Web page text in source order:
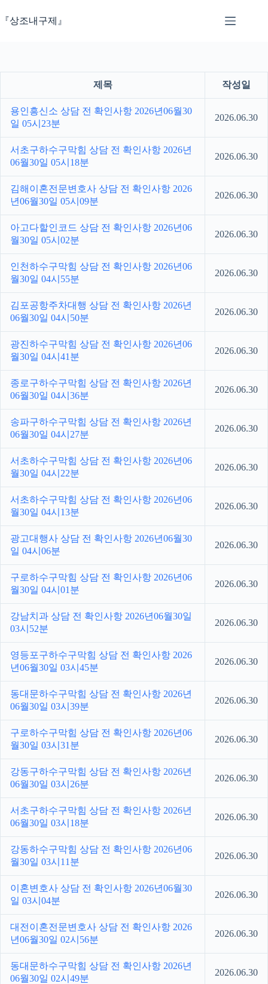
문『상조내구제』
제목 작성일
용인흥신소 상담 전 확인사항 2026년06월30
일 05시23분
2026.06.30
서초구하수구막힘 상담 전 확인사항 2026년
06월30일 05시18분
2026.06.30
김해이혼전문변호사 상담 전 확인사항 2026
년06월30일 05시09분
2026.06.30
아고다할인코드 상담 전 확인사항 2026년06
월30일 05시02분
2026.06.30
인천하수구막힘 상담 전 확인사항 2026년06
월30일 04시55분
2026.06.30
김포공항주차대행 상담 전 확인사항 2026년
06월30일 04시50분
2026.06.30
광진하수구막힘 상담 전 확인사항 2026년06
월30일 04시41분
2026.06.30
종로구하수구막힘 상담 전 확인사항 2026년
06월30일 04시36분
2026.06.30
송파구하수구막힘 상담 전 확인사항 2026년
06월30일 04시27분
2026.06.30
서초하수구막힘 상담 전 확인사항 2026년06
월30일 04시22분
2026.06.30
서초하수구막힘 상담 전 확인사항 2026년06
월30일 04시13분
2026.06.30
광고대행사 상담 전 확인사항 2026년06월30
일 04시06분
2026.06.30
구로하수구막힘 상담 전 확인사항 2026년06
월30일 04시01분
2026.06.30
강남치과 상담 전 확인사항 2026년06월30일
03시52분
2026.06.30
영등포구하수구막힘 상담 전 확인사항 2026
년06월30일 03시45분
2026.06.30
동대문하수구막힘 상담 전 확인사항 2026년
06월30일 03시39분
2026.06.30
구로하수구막힘 상담 전 확인사항 2026년06
월30일 03시31분
2026.06.30
강동구하수구막힘 상담 전 확인사항 2026년
06월30일 03시26분
2026.06.30
서초구하수구막힘 상담 전 확인사항 2026년
06월30일 03시18분
2026.06.30
강동하수구막힘 상담 전 확인사항 2026년06
월30일 03시11분
2026.06.30
이혼변호사 상담 전 확인사항 2026년06월30
일 03시04분
2026.06.30
대전이혼전문변호사 상담 전 확인사항 2026
년06월30일 02시56분
2026.06.30
동대문하수구막힘 상담 전 확인사항 2026년
06월30일 02시49분
2026.06.30